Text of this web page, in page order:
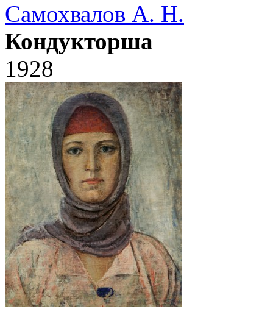
Самохвалов А. Н.
Кондукторша
1928